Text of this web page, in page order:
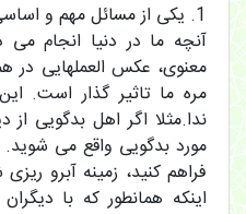
1. یکی از مسائل مهم و
آنچه ما در دنیا انجام می
معنوی، عکس العملهایی در
مره ما تاثیر گذار است.
ندا.مثلا اگر اهل بدگویی
مورد بدگویی واقع می شوید.
فراهم کنید، زمینه آبرو
اینکه همانطور که با